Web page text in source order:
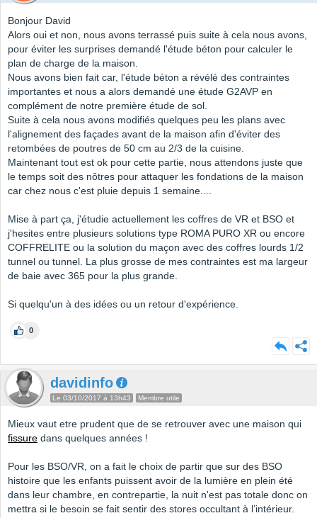
Bonjour David
Alors oui et non, nous avons terrassé puis suite à cela nous avons,
pour éviter les surprises demandé l'étude béton pour calculer le
plan de charge de la maison.
Nous avons bien fait car, l'étude béton a révélé des contraintes
importantes et nous a alors demandé une étude G2AVP en
complément de notre première étude de sol.
Suite à cela nous avons modifiés quelques peu les plans avec
l'alignement des façades avant de la maison afin d'éviter des
retombées de poutres de 50 cm au 2/3 de la cuisine.
Maintenant tout est ok pour cette partie, nous attendons juste que
le temps soit des nôtres pour attaquer les fondations de la maison
car chez nous c'est pluie depuis 1 semaine....
Mise à part ça, j'étudie actuellement les coffres de VR et BSO et
j'hesites entre plusieurs solutions type ROMA PURO XR ou encore
COFFRELITE ou la solution du maçon avec des coffres lourds 1/2
tunnel ou tunnel. La plus grosse de mes contraintes est ma largeur
de baie avec 365 pour la plus grande.
Si quelqu'un à des idées ou un retour d'expérience.
0
davidinfo
Le 03/10/2017 à 13h43 Membre utile
Mieux vaut etre prudent que de se retrouver avec une maison qui
fissure dans quelques années !
Pour les BSO/VR, on a fait le choix de partir que sur des BSO
histoire que les enfants puissent avoir de la lumière en plein été
dans leur chambre, en contrepartie, la nuit n'est pas totale donc on
mettra si le besoin se fait sentir des stores occultant à l’intérieur.